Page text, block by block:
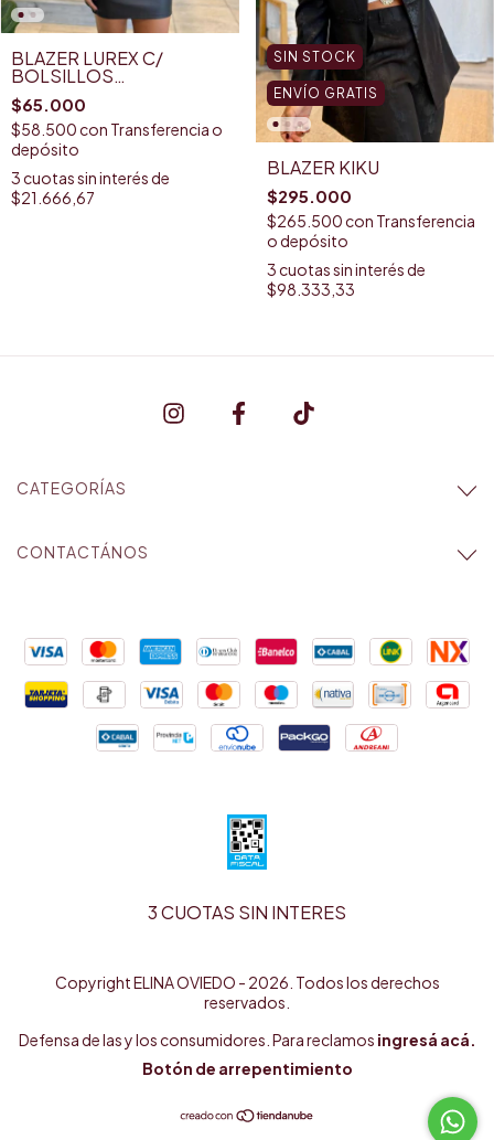
BLAZER LUREX C/
BOLSILLOS
(BLZAW2406)
$65.000
$58.500con Transferencia o
depósito
3cuotas sin interés de
$21.666,67
SIN STOCK
ENVÍO GRATIS
BLAZER KIKU
$295.000
$265.500con Transferencia
o depósito
3cuotas sin interés de
$98.333,33
CATEGORÍAS
CONTACTÁNOS
3 CUOTAS SIN INTERES
Copyright ELINA OVIEDO - 2026. Todos los derechos
reservados.
Defensa de las y los consumidores. Para reclamos ingresá acá.
Botón de arrepentimiento